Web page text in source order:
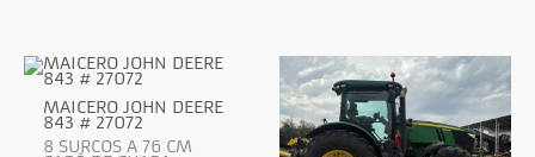
MAICERO JOHN DEERE
843 # 27072
8 SURCOS A 76 CM